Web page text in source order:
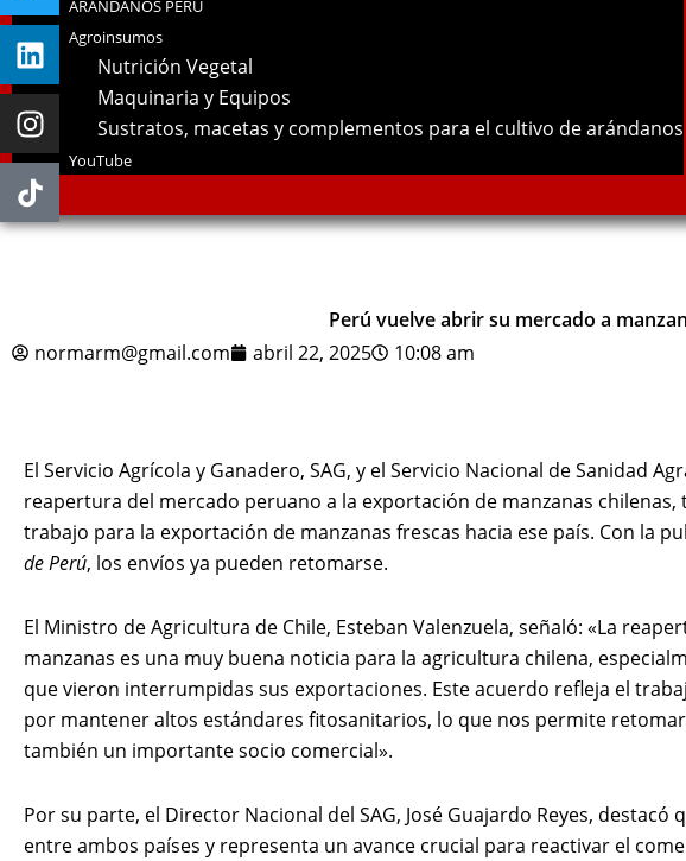
ARÁNDANOS PERÚ
Agroinsumos
Nutrición Vegetal
Maquinaria y Equipos
Sustratos, macetas y complementos para el cultivo de arándanos
YouTube
Perú vuelve abrir su mercado a
normarm@gmail.com
abril 22, 2025 10:08 am
El Servicio Agrícola y Ganadero, SAG, y el Servicio Nacional de Sanidad
reapertura del mercado peruano a la exportación de manzanas
trabajo para la exportación de manzanas frescas hacia ese país. Con la
de Perú, los envíos ya pueden retomarse.
El Ministro de Agricultura de Chile, Esteban Valenzuela, señaló: «La
manzanas es una muy buena noticia para la agricultura chilena,
que vieron interrumpidas sus exportaciones. Este acuerdo refleja el
por mantener altos estándares fitosanitarios, lo que nos permite
también un importante socio comercial».
Por su parte, el Director Nacional del SAG, José Guajardo Reyes,
entre ambos países y representa un avance crucial para reactivar el